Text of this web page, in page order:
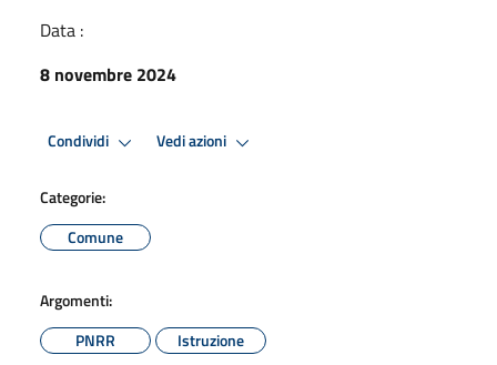
Data :
8 novembre 2024
Condividi Vedi azioni
Categorie:
Comune
Argomenti:
PNRR
Istruzione